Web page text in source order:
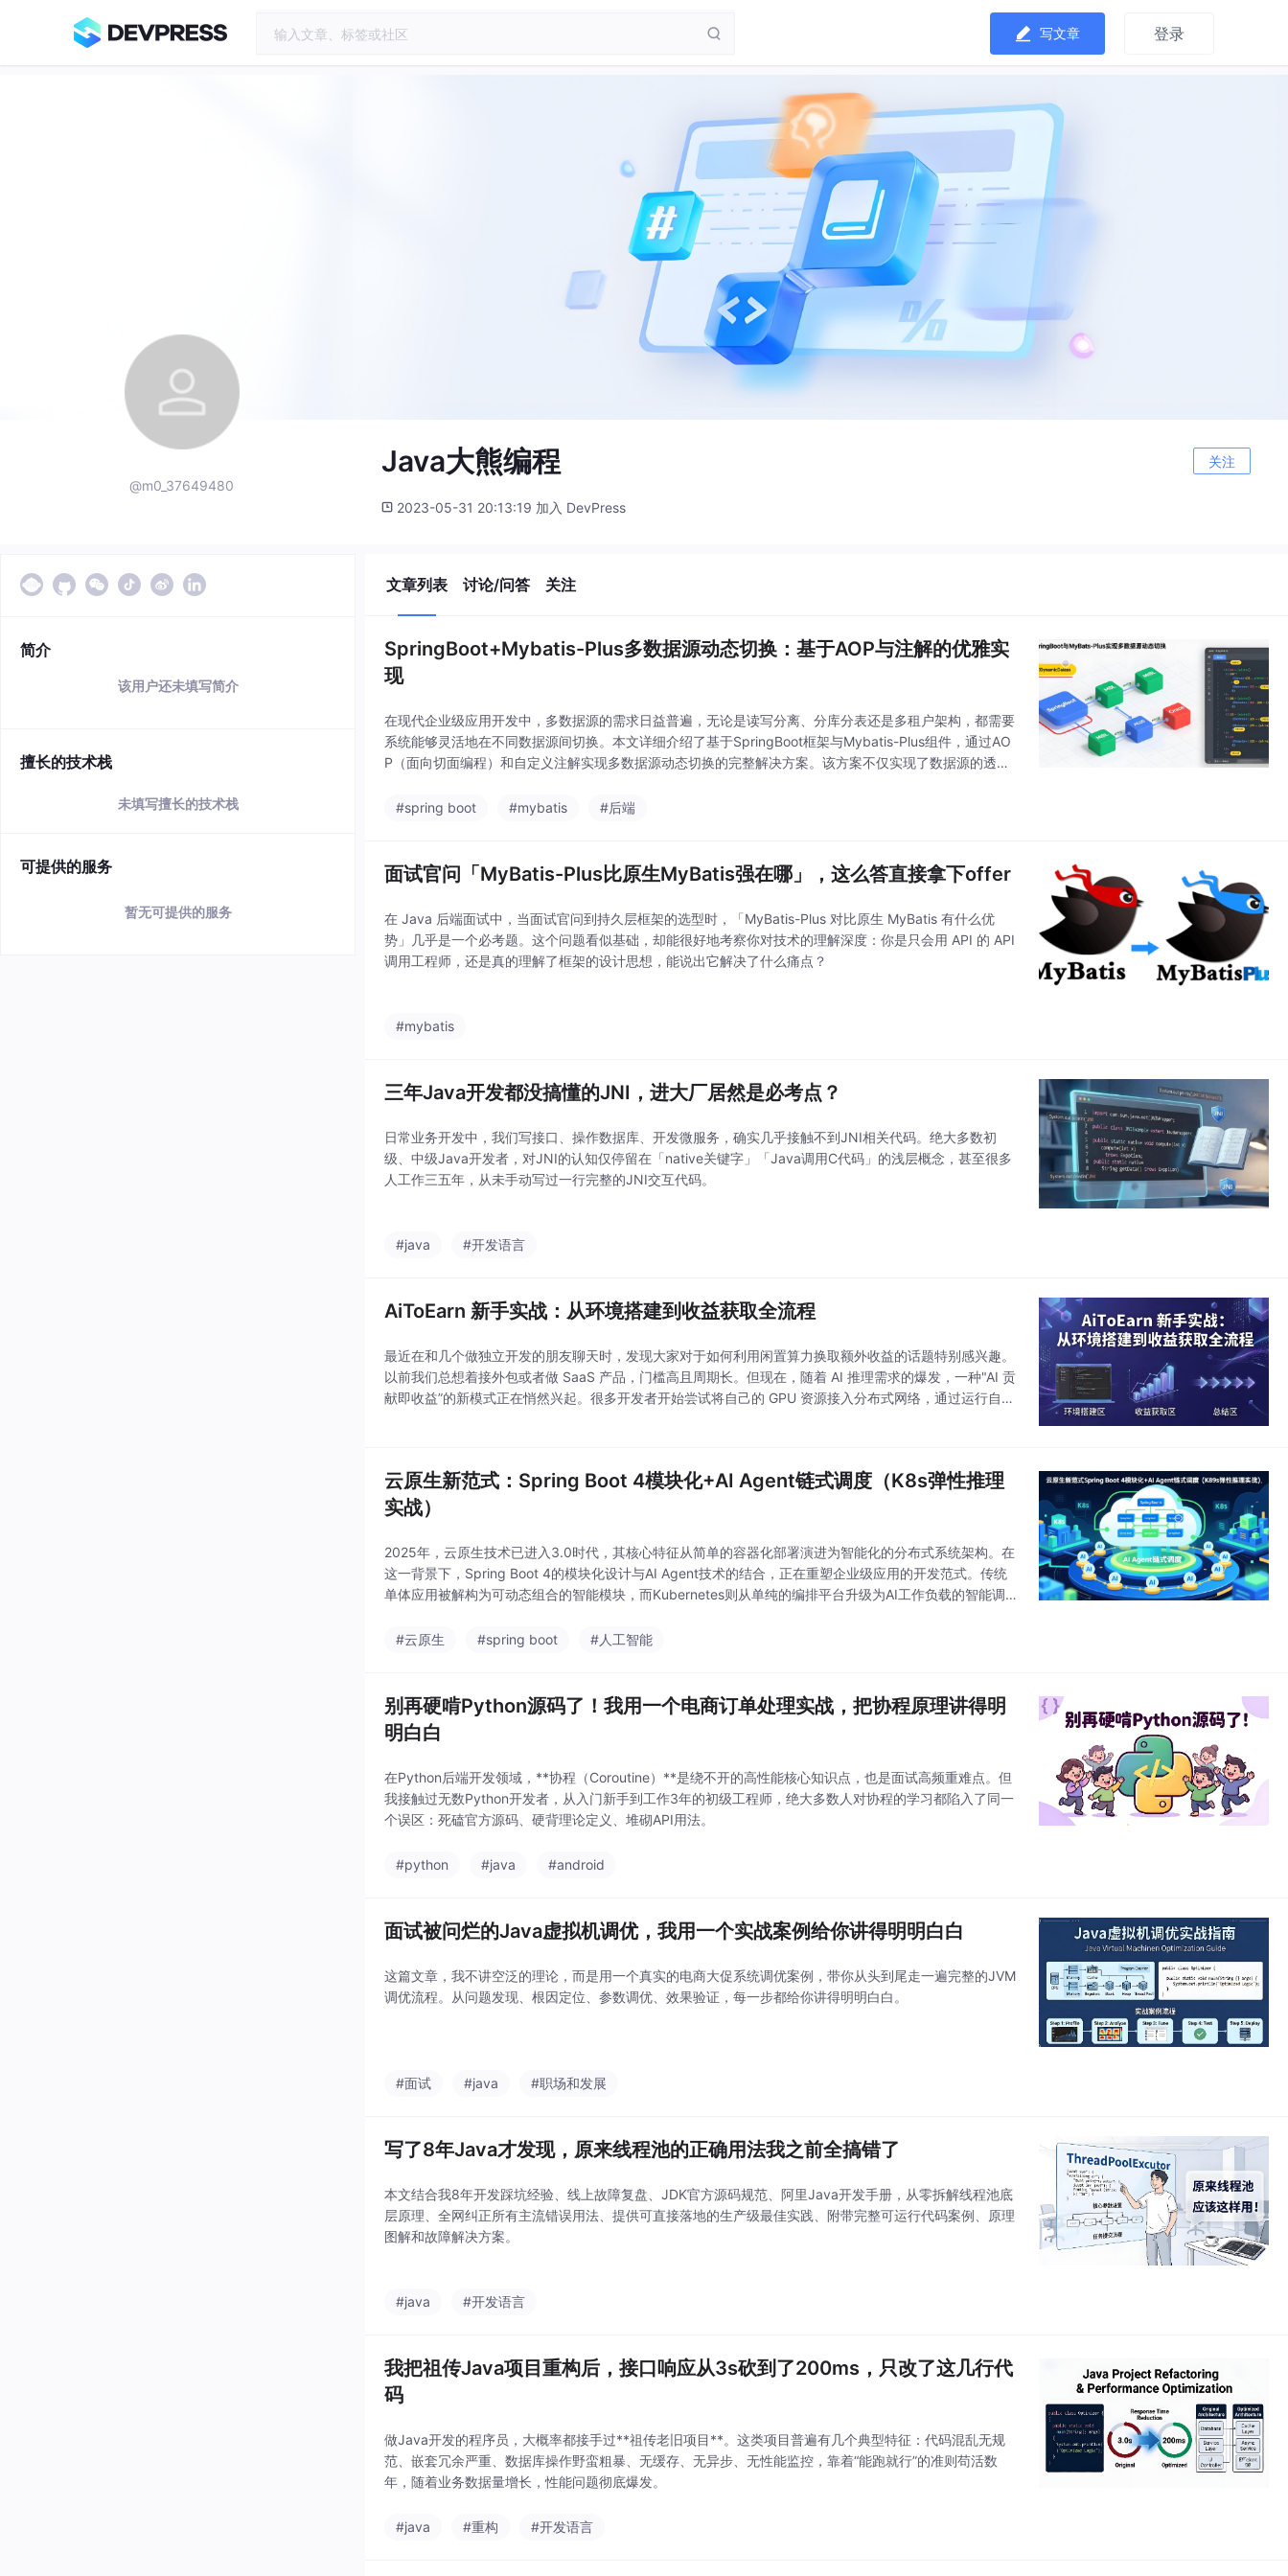
写文章 登录
@m0_37649480
Java大熊编程 关注
2023-05-31 20:13:19 加入 DevPress
简介
该用户还未填写简介
擅长的技术栈
未填写擅长的技术栈
可提供的服务
暂无可提供的服务
文章列表 讨论/问答 关注
SpringBoot+Mybatis-Plus多数据源动态切换：基于AOP与注解的优雅实
现
在现代企业级应用开发中，多数据源的需求日益普遍，无论是读写分离、分库分表还是多租户架构，都需要
系统能够灵活地在不同数据源间切换。本文详细介绍了基于SpringBoot框架与Mybatis-Plus组件，通过AO
P（面向切面编程）和自定义注解实现多数据源动态切换的完整解决方案。该方案不仅实现了数据源的透明
#spring boot
#mybatis #后端
面试官问「MyBatis-Plus比原生MyBatis强在哪」，这么答直接拿下offer
在 Java 后端面试中，当面试官问到持久层框架的选型时，「MyBatis-Plus 对比原生 MyBatis 有什么优
势」几乎是一个必考题。这个问题看似基础，却能很好地考察你对技术的理解深度：你是只会用 API 的 API
调用工程师，还是真的理解了框架的设计思想，能说出它解决了什么痛点？
#mybatis
三年Java开发都没搞懂的JNI，进大厂居然是必考点？
日常业务开发中，我们写接口、操作数据库、开发微服务，确实几乎接触不到JNI相关代码。绝大多数初
级、中级Java开发者，对JNI的认知仅停留在「native关键字」「Java调用C代码」的浅层概念，甚至很多
人工作三五年，从未手动写过一行完整的JNI交互代码。
#java #开发语言
AiToEarn 新手实战：从环境搭建到收益获取全流程
最近在和几个做独立开发的朋友聊天时，发现大家对于如何利用闲置算力换取额外收益的话题特别感兴趣。
以前我们总想着接外包或者做 SaaS 产品，门槛高且周期长。但现在，随着 AI 推理需求的爆发，一种"AI 贡
献即收益”的新模式正在悄然兴起。很多开发者开始尝试将自己的 GPU 资源接入分布式网络，通过运行自动
云原生新范式：Spring Boot 4模块化+AI Agent链式调度（K8s弹性推理
实战）
2025年，云原生技术已进入3.0时代，其核心特征从简单的容器化部署演进为智能化的分布式系统架构。在
这一背景下，Spring Boot 4的模块化设计与AI Agent技术的结合，正在重塑企业级应用的开发范式。传统
单体应用被解构为可动态组合的智能模块，而Kubernetes则从单纯的编排平台升级为AI工作负载的智能调度
#云原生
#spring boot #人工智能
别再硬啃Python源码了！我用一个电商订单处理实战，把协程原理讲得明
明白白
在Python后端开发领域，**协程（Coroutine）**是绕不开的高性能核心知识点，也是面试高频重难点。但
我接触过无数Python开发者，从入门新手到工作3年的初级工程师，绝大多数人对协程的学习都陷入了同一
个误区：死磕官方源码、硬背理论定义、堆砌API用法。
#python #java #android
面试被问烂的Java虚拟机调优，我用一个实战案例给你讲得明明白白
这篇文章，我不讲空泛的理论，而是用一个真实的电商大促系统调优案例，带你从头到尾走一遍完整的JVM
调优流程。从问题发现、根因定位、参数调优、效果验证，每一步都给你讲得明明白白。
#面试 #java #职场和发展
写了8年Java才发现，原来线程池的正确用法我之前全搞错了
本文结合我8年开发踩坑经验、线上故障复盘、JDK官方源码规范、阿里Java开发手册，从零拆解线程池底
层原理、全网纠正所有主流错误用法、提供可直接落地的生产级最佳实践、附带完整可运行代码案例、原理
图解和故障解决方案。
#java #开发语言
我把祖传Java项目重构后，接口响应从3s砍到了200ms，只改了这几行代
码
做Java开发的程序员，大概率都接手过**祖传老旧项目**。这类项目普遍有几个典型特征：代码混乱无规
范、嵌套冗余严重、数据库操作野蛮粗暴、无缓存、无异步、无性能监控，靠着“能跑就行”的准则苟活数
年，随着业务数据量增长，性能问题彻底爆发。
#java #重构 #开发语言